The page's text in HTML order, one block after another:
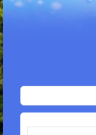
Borang